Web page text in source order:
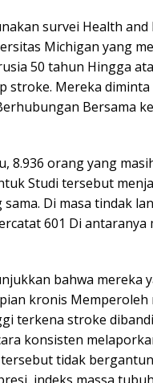
survei Health and
Michigan yang
50 tahun Hingga
stroke. Mereka
Bersama
8.936 orang yang
Studi tersebut
Di masa tindak
601 Di antaranya
bahwa mereka
kronis Memperoleh
terkena stroke
konsisten
tidak